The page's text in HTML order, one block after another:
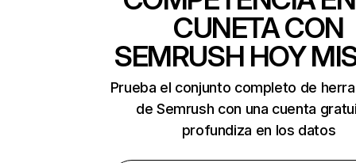
CUNETA CON
SEMRUSH HOY
Prueba el conjunto completo de
de Semrush con una cuenta
profundiza en los datos